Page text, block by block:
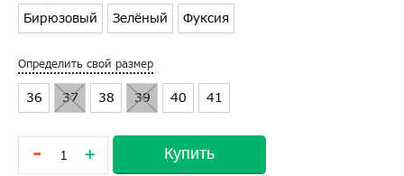
Бирюзовый Зелёный Фуксия
Определить свой размер
36 37 38 39 40 41
- + Купить